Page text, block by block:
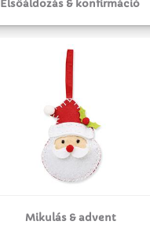
Elsőáldozás & konfirmáció
Mikulás & advent